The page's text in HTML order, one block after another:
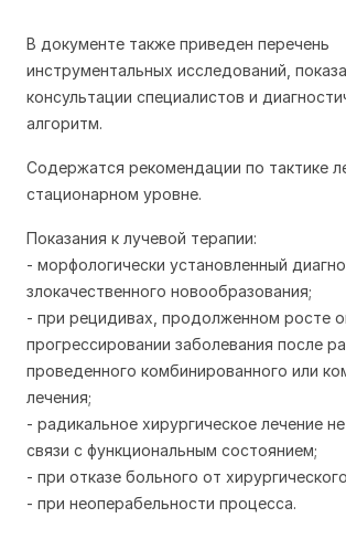
В документе также приведен перечень
инструментальных исследований,
консультации специалистов и
алгоритм.
Содержатся рекомендации по тактике
стационарном уровне.
Показания к лучевой терапии:
- морфологически установленный
злокачественного новообразования;
- при рецидивах, продолженном росте
прогрессировании заболевания после
проведенного комбинированного или
лечения;
- радикальное хирургическое лечение
связи с функциональным состоянием;
- при отказе больного от
- при неоперабельности процесса.